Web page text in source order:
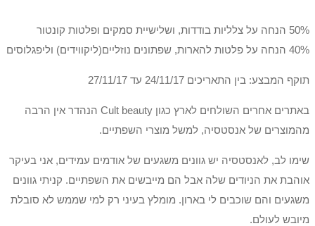
50% הנחה על צלליות בודדות, ושלישיית סמקים ופלטות קונטור
40% הנחה על פלטות להארות, שפתונים נוזליים(ליקווידים) וליפגלוסים
תוקף המבצע: בין התאריכים 24/11/17 עד 27/11/17
באתרים אחרים השולחים לארץ כגון Cult beauty הנהדר אין הרבה
מהמוצרים של אנסטסיה, למשל מוצרי השפתיים.
שימו לב, לאנסטסיה יש גוונים משגעים של אודמים עמידים, אני בעיקר
אוהבת את הניודים שלה אבל הם מייבשים את השפתיים. קניתי גוונים
משגעים והם שוכבים לי בארון. מומלץ בעיני רק למי שממש לא סובלת
מיובש לעולם.